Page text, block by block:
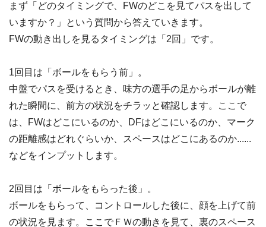
まず「どのタイミングで、FWのどこを見てパスを出して
いますか？」という質問から答えていきます。
FWの動き出しを見るタイミングは「2回」です。
1回目は「ボールをもらう前」。
中盤でパスを受けるとき、味方の選手の足からボールが離
れた瞬間に、前方の状況をチラッと確認します。ここで
は、FWはどこにいるのか、DFはどこにいるのか、マーク
の距離感はどれぐらいか、スペースはどこにあるのか......
などをインプットします。
2回目は「ボールをもらった後」。
ボールをもらって、コントロールした後に、顔を上げて前
の状況を見ます。ここでＦＷの動きを見て、裏のスペース